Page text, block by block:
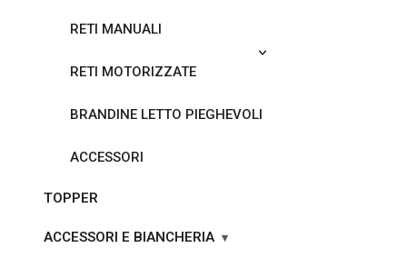
RETI MANUALI
RETI MOTORIZZATE
BRANDINE LETTO PIEGHEVOLI
ACCESSORI
TOPPER
ACCESSORI E BIANCHERIA